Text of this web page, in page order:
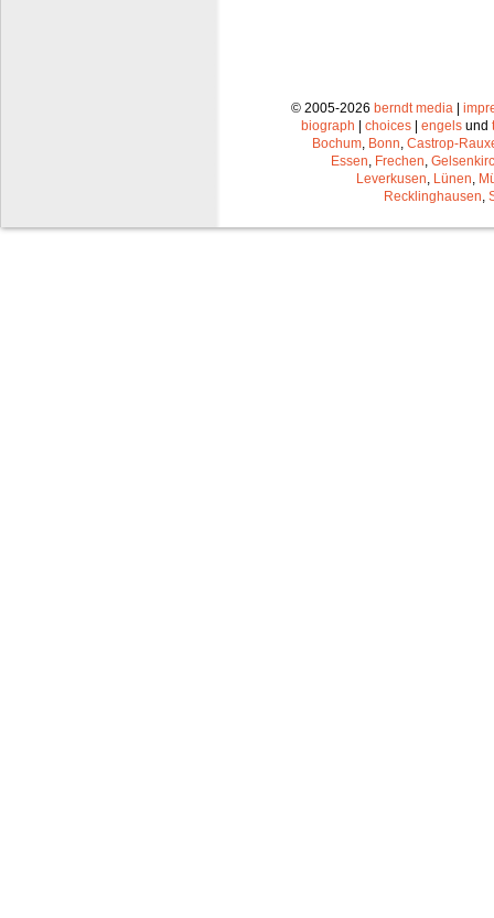
© 2005-2026 berndt media |
biograph | choices | engels und
Bochum Bonn Castrop-
Essen Frechen
Leverkusen Lünen
Recklinghausen